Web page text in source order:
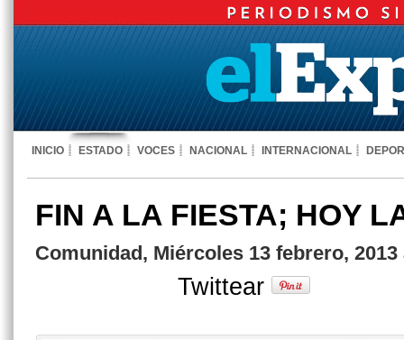
INICIO ESTADO VOCES NACIONAL INTERNACIONAL
FIN A LA FIESTA; HOY
Comunidad, Miércoles 13 febrero, 2013
Twittear